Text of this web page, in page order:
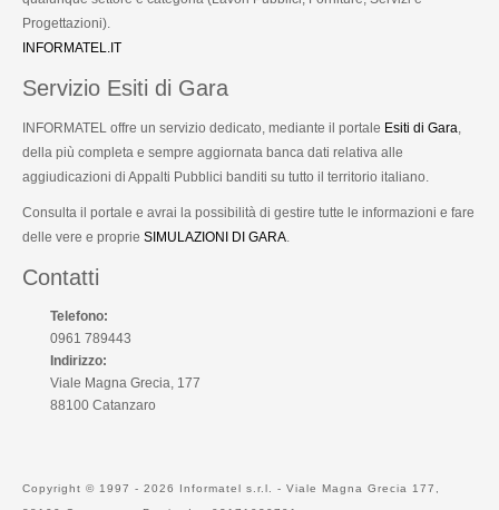
Progettazioni).
INFORMATEL.IT
Servizio Esiti di Gara
INFORMATEL offre un servizio dedicato, mediante il portale Esiti di Gara,
della più completa e sempre aggiornata banca dati relativa alle
aggiudicazioni di Appalti Pubblici banditi su tutto il territorio italiano.
Consulta il portale e avrai la possibilità di gestire tutte le informazioni e fare
delle vere e proprie SIMULAZIONI DI GARA.
Contatti
Telefono:
0961 789443
Indirizzo:
Viale Magna Grecia, 177
88100 Catanzaro
Copyright © 1997 - 2026 Informatel s.r.l. - Viale Magna Grecia 177,